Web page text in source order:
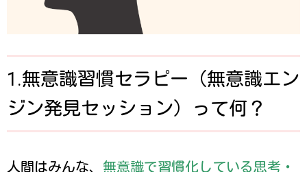
1.無意識習慣セラピー（無意識エン
ジン発見セッション）って何？
人間はみんな、 無意識で習慣化している思考・